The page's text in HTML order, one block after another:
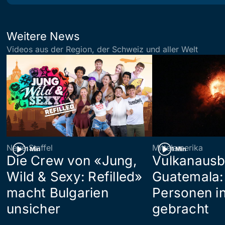
Weitere News
Videos aus der Region, der Schweiz und aller Welt
1 Min
Neue Staffel
Die Crew von «Jung,
Wild & Sexy: Refilled»
macht Bulgarien
unsicher
1 Min
Mittelamerika
Personen
gebracht